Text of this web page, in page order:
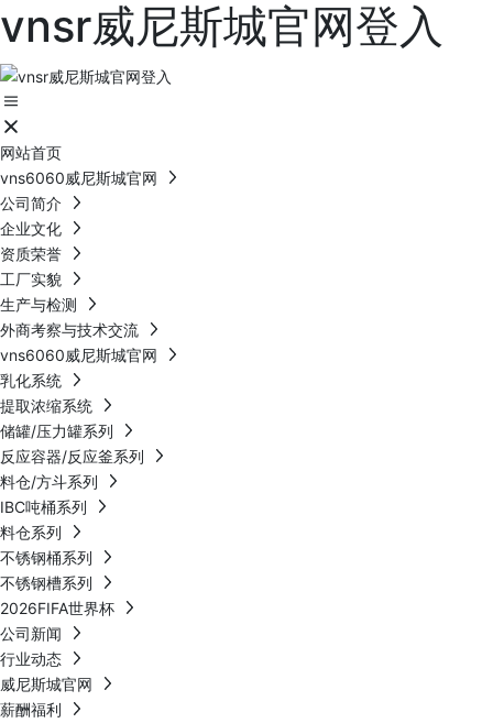
vnsr威尼斯城官网登入
网站首页
vns6060威尼斯城官网
公司简介
企业文化
资质荣誉
工厂实貌
生产与检测
外商考察与技术交流
vns6060威尼斯城官网
乳化系统
提取浓缩系统
储罐/压力罐系列
反应容器/反应釜系列
料仓/方斗系列
IBC吨桶系列
料仓系列
不锈钢桶系列
不锈钢槽系列
2026FIFA世界杯
公司新闻
行业动态
威尼斯城官网
薪酬福利